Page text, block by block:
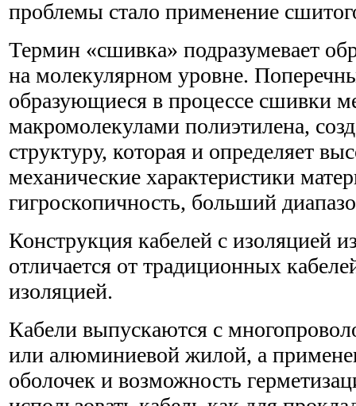
проблемы стало применение
Термин «сшивка» подразумевает
на молекулярном уровне.
образующиеся в процессе сшивки
макромолекулами полиэтилена,
структуру, которая и определяет
механические характеристики
гигроскопичность, больший
Конструкция кабелей с изоляцией
отличается от традиционных
изоляцией.
Кабели выпускаются с
или алюминиевой жилой, а
оболочек и возможность